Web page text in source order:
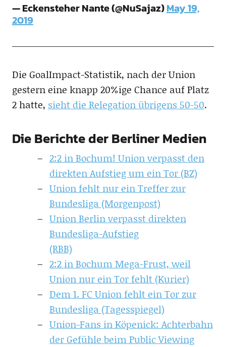
— Eckensteher Nante (@NuSajaz)May 19,
2019
Die GoalImpact-Statistik, nach der Union
gestern eine knapp 20%ige Chance auf Platz
2 hatte, sieht die Relegation übrigens 50-50.
Die Berichte der Berliner Medien
2:2 in Bochum! Union verpasst den
direkten Aufstieg um ein Tor (BZ)
Union fehlt nur ein Treffer zur
Bundesliga (Morgenpost)
Union Berlin verpasst direkten
Bundesliga-Aufstieg
(RBB)
2:2 in Bochum Mega-Frust, weil
Union nur ein Tor fehlt (Kurier)
Dem 1. FC Union fehlt ein Tor zur
Bundesliga (Tagesspiegel)
Union-Fans in Köpenick: Achterbahn
der Gefühle beim Public Viewing